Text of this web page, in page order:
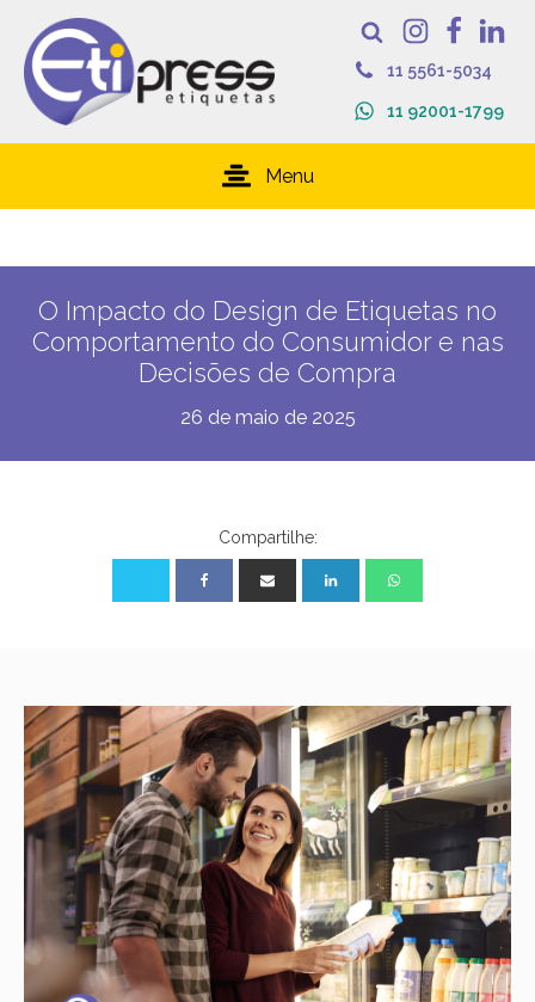
11 5561-5034
11 92001-1799
Menu
O Impacto do Design de Etiquetas no
Comportamento do Consumidor e nas
Decisões de Compra
26 de maio de 2025
Compartilhe: